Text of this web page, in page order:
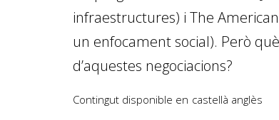
infraestructures) i The
un enfocament social). Però
d’aquestes negociacions?
Contingut disponible en castellà anglès